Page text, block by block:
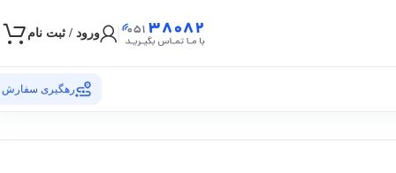
ورود / ثبت نام
رهگیری سفارش